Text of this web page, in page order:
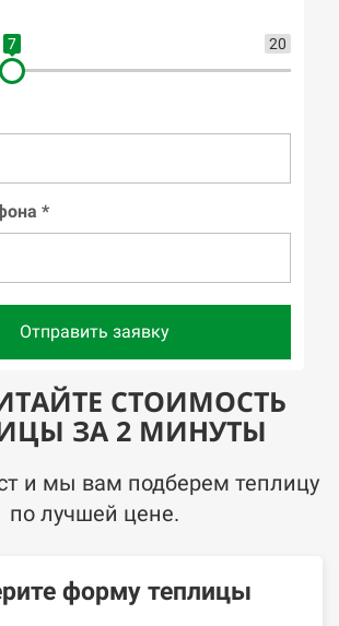
20
7
*
Отправить заявку
СТОИМОСТЬ
ЗА 2 МИНУТЫ
и мы вам подберем теплицу
по лучшей цене.
форму теплицы